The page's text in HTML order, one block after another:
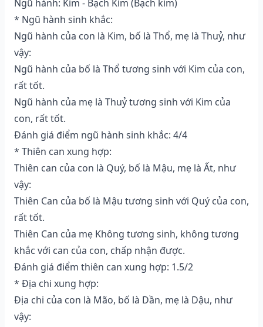
Ngũ hành: Kim - Bạch Kim (Bạch kim)
* Ngũ hành sinh khắc:
Ngũ hành của con là Kim, bố là Thổ, mẹ là Thuỷ, như
vậy:
Ngũ hành của bố là Thổ tương sinh với Kim của con,
rất tốt.
Ngũ hành của mẹ là Thuỷ tương sinh với Kim của
con, rất tốt.
Đánh giá điểm ngũ hành sinh khắc: 4/4
* Thiên can xung hợp:
Thiên can của con là Quý, bố là Mậu, mẹ là Ất, như
vậy:
Thiên Can của bố là Mậu tương sinh với Quý của con,
rất tốt.
Thiên Can của mẹ Không tương sinh, không tương
khắc với can của con, chấp nhận được.
Đánh giá điểm thiên can xung hợp: 1.5/2
* Địa chi xung hợp:
Địa chi của con là Mão, bố là Dần, mẹ là Dậu, như
vậy: